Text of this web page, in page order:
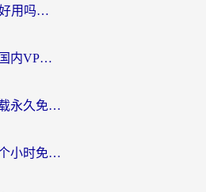
海外党必看：穿梭VPN好用吗？和云帆VPN对比哪个回国效果更好？附真实测评+避坑指南
海外党必看：如何选对国内VPN，实现无缝访问国内资源？
海外党必看：加速器下载永久免费版真的存在吗？教你无缝访问国内资源的正确姿势
海外党自救指南：用一个小时免费加速器，轻松打破国内资源访问壁垒？